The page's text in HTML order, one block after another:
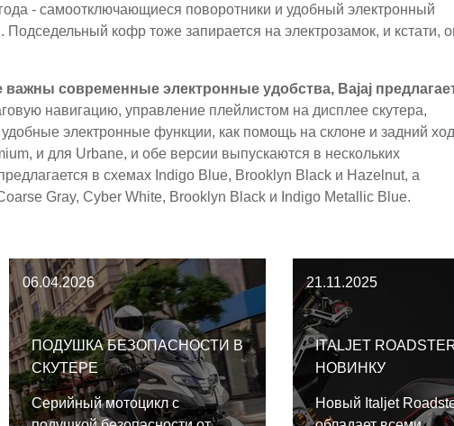
- самоотключающиеся поворотники и удобный электронный
кофр тоже запирается на электрозамок, и кстати,
важны современные электронные удобства, Bajaj
навигацию, управление плейлистом на дисплее скутера,
электронные функции, как помощь на склоне и задний
и для Urbane, и обе версии выпускаются в нескольких
в схемах Indigo Blue, Brooklyn Black и Hazelnut, а
Gray, Cyber White, Brooklyn Black и Indigo Metallic Blue.
06.04.2026
ПОДУШКА БЕЗОПАСНОСТИ В
СКУТЕРЕ
Серийный мотоцикл с
21.11.2025
ITALJET
НОВИНКУ
Новый Italjet